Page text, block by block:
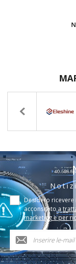
Desidero
acconsento a
marketing e per